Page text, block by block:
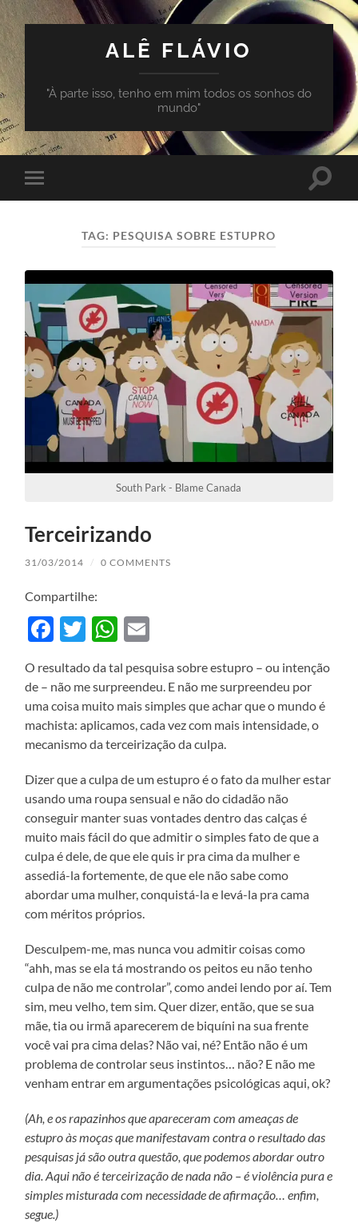
ALÊ FLÁVIO
"À parte isso, tenho em mim todos os sonhos do
mundo"
Toggle
mobile
Toggle
TAG: PESQUISA SOBRE ESTUPRO
South Park - Blame Canada
Terceirizando
31/03/2014 / 0 COMMENTS
Compartilhe:
Facebook
TwitterWhatsApp
O resultado da tal pesquisa sobre estupro – ou intenção
de – não me surpreendeu. E não me surpreendeu por
uma coisa muito mais simples que achar que o mundo é
machista: aplicamos, cada vez com mais intensidade, o
mecanismo da terceirização da culpa.
Dizer que a culpa de um estupro é o fato da mulher estar
usando uma roupa sensual e não do cidadão não
conseguir manter suas vontades dentro das calças é
muito mais fácil do que admitir o simples fato de que a
culpa é dele, de que ele quis ir pra cima da mulher e
assediá-la fortemente, de que ele não sabe como
abordar uma mulher, conquistá-la e levá-la pra cama
com méritos próprios.
Desculpem-me, mas nunca vou admitir coisas como
“ahh, mas se ela tá mostrando os peitos eu não tenho
culpa de não me controlar”, como andei lendo por aí. Tem
sim, meu velho, tem sim. Quer dizer, então, que se sua
mãe, tia ou irmã aparecerem de biquíni na sua frente
você vai pra cima delas? Não vai, né? Então não é um
problema de controlar seus instintos… não? E não me
venham entrar em argumentações psicológicas aqui, ok?
(Ah, e os rapazinhos que apareceram com ameaças de
estupro às moças que manifestavam contra o resultado das
pesquisas já são outra questão, que podemos abordar outro
dia. Aqui não é terceirização de nada não – é violência pura e
simples misturada com necessidade de afirmação… enfim,
segue.)